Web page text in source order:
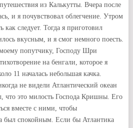
из Калькутты. Вчера после
и я почувствовал облегчение. Утром
как следует. Тогда я приготовил
вкусным, и я смог немного поесть.
попутчику, Господу Шри
на бенгали, которое я
11 началась небольшая качка.
не видели Атлантический океан
что это милость Господа Кришны. Его
вместе с ними, чтобы
был спокойным. Если бы Атлантика